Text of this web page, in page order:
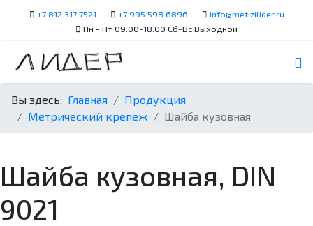
+7 812 317 7521 +7 995 598 6896
info@metizilider.ru
Пн - Пт 09:00-18:00 Сб-Вс Выходной
Вы здесь: Главная
Продукция
Метрический крепеж
Шайба кузовная
Шайба кузовная, DIN
9021